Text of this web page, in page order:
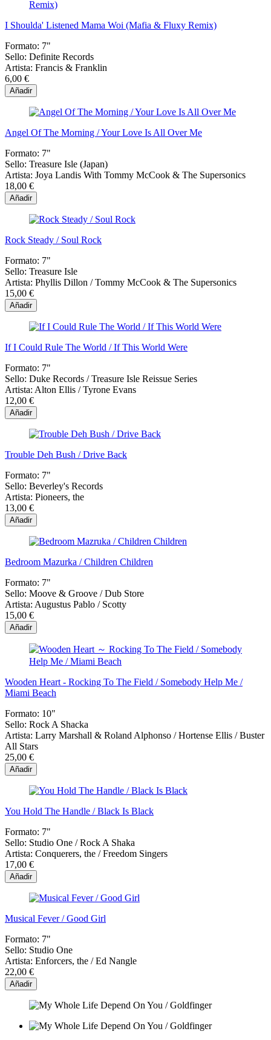
I Shoulda' Listened Mama Woi (Mafia & Fluxy Remix)
Formato: 7"
Sello: Definite Records
Artista: Francis & Franklin
6,00 €
Añadir
Angel Of The Morning / Your Love Is All Over Me
Formato: 7"
Sello: Treasure Isle (Japan)
Artista: Joya Landis With Tommy McCook & The Supersonics
18,00 €
Añadir
Rock Steady / Soul Rock
Formato: 7"
Sello: Treasure Isle
Artista: Phyllis Dillon / Tommy McCook & The Supersonics
15,00 €
Añadir
If I Could Rule The World / If This World Were
Formato: 7"
Sello: Duke Records / Treasure Isle Reissue Series
Artista: Alton Ellis / Tyrone Evans
12,00 €
Añadir
Trouble Deh Bush / Drive Back
Formato: 7"
Sello: Beverley's Records
Artista: Pioneers, the
13,00 €
Añadir
Bedroom Mazurka / Children Children
Formato: 7"
Sello: Moove & Groove / Dub Store
Artista: Augustus Pablo / Scotty
15,00 €
Añadir
Wooden Heart - Rocking To The Field / Somebody Help Me /
Miami Beach
Formato: 10"
Sello: Rock A Shacka
Artista: Larry Marshall & Roland Alphonso / Hortense Ellis / Buster
All Stars
25,00 €
Añadir
You Hold The Handle / Black Is Black
Formato: 7"
Sello: Studio One ‎/ Rock A Shaka
Artista: Conquerers, the / Freedom Singers
17,00 €
Añadir
Musical Fever / Good Girl
Formato: 7"
Sello: Studio One
Artista: Enforcers, the / Ed Nangle
22,00 €
Añadir